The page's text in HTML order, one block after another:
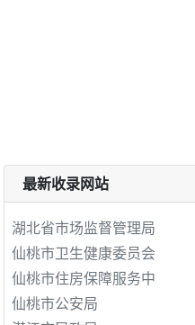
最新收录网站
湖北省市场监督管理局
仙桃市卫生健康委员会
仙桃市住房保障服务中
仙桃市公安局